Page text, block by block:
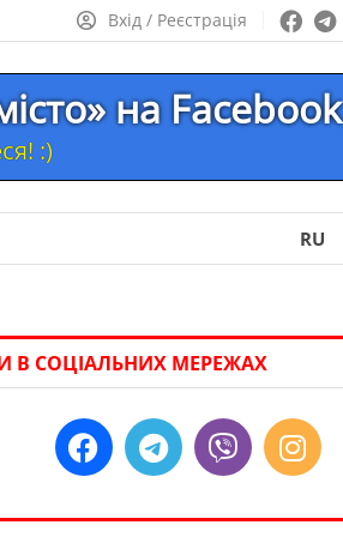
Вхід / Реєстрація
на Facebook
:)
RU
В СОЦІАЛЬНИХ МЕРЕЖАХ